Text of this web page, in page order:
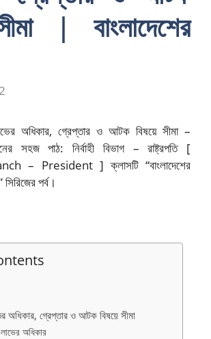
| বাংলাদেশের
অধিকার, গ্রেপ্তার ও আটক বিষয়ে সীমা –
সহজ পাঠ: নির্বাহী বিভাগ – রাষ্ট্রপতি [
– President ] ক্লাসটি “বাংলাদেশের
পর্ব।
গ্রেপ্তার ও আটক বিষয়ে সীমা
অধিকার